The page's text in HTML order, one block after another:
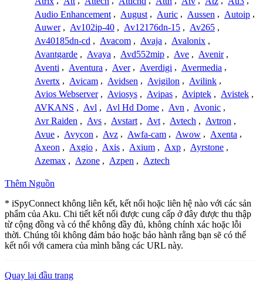
Audio Enhancement , August , Auric , Aussen , Autoip ,
Auwer , Av102ip-40 , Av12176dn-15 , Av265 ,
Av40185dn-cd , Avacom , Avaja , Avalonix ,
Avantgarde , Avaya , Avd552mip , Ave , Avenir ,
Aventi , Aventura , Aver , Averdigi , Avermedia ,
Avertx , Avicam , Avidsen , Avigilon , Avilink ,
Avios Webserver , Aviosys , Avipas , Aviptek , Avistek ,
AVKANS , Avl , Avl Hd Dome , Avn , Avonic ,
Avr Raiden , Avs , Avstart , Avt , Avtech , Avtron ,
Avue , Avycon , Avz , Awfa-cam , Awow , Axenta ,
Axeon , Axgio , Axis , Axium , Axp , Ayrstone ,
Azemax , Azone , Azpen , Aztech
Thêm Nguồn
* iSpyConnect không liên kết, kết nối hoặc liên hệ nào với các sản
phẩm của Aku. Chi tiết kết nối được cung cấp ở đây được thu thập
từ cộng đồng và có thể không đầy đủ, không chính xác hoặc lỗi
thời. Chúng tôi không đảm bảo hoặc bảo hành rằng bạn sẽ có thể
kết nối với camera của mình bằng các URL này.
Quay lại đầu trang